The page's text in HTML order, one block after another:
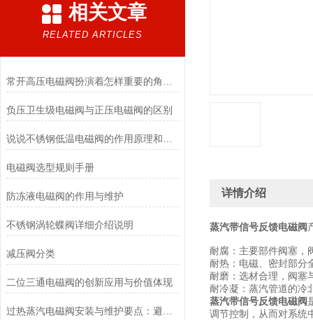
相关文章
RELATED ARTICLES
负压卫生级电磁阀与正压电磁阀的区别
电磁阀选型规则手册
防冻液电磁阀的作用与维护
不锈钢涡轮蝶阀详细介绍说明
减压阀分类
二位三通电磁阀的创新应用与价值体现
详情介绍
蒸汽带信号反馈电磁阀
耐腐：主要部件阀塞，
耐热：电磁、密封部分
耐磨：选材合理，阀塞
耐冷凝：蒸汽管道的冷
蒸汽带信号反馈电磁阀
调节控制，从而对系统